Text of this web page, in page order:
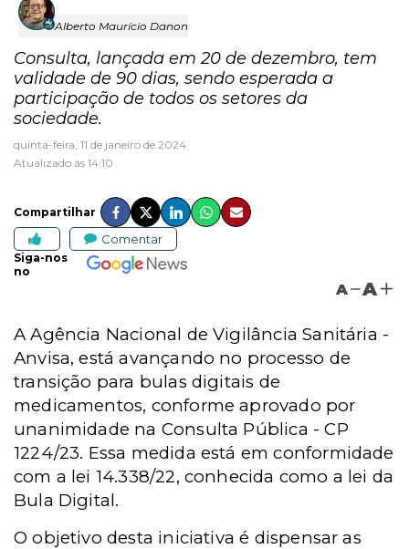
Alberto Maurício Danon
Consulta, lançada em 20 de dezembro, tem
validade de 90 dias, sendo esperada a
participação de todos os setores da
sociedade.
quinta-feira, 11 de janeiro de 2024
Atualizado às 14:10
Compartilhar
Comentar
Siga-nos
no
A A
A Agência Nacional de Vigilância Sanitária -
Anvisa, está avançando no processo de
transição para bulas digitais de
medicamentos, conforme aprovado por
unanimidade na Consulta Pública - CP
1224/23. Essa medida está em conformidade
com a lei 14.338/22, conhecida como a lei da
Bula Digital.
O objetivo desta iniciativa é dispensar as